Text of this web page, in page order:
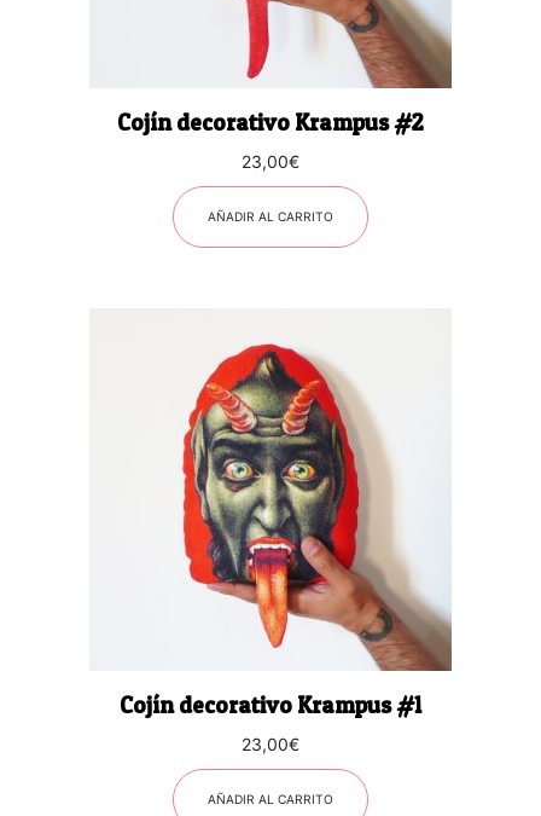
Cojín decorativo Krampus #2
23,00€
AÑADIR AL CARRITO
Cojín decorativo Krampus #1
23,00€
AÑADIR AL CARRITO